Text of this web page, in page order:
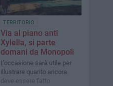
TERRITORIO
Via al piano anti
Xylella, si parte
domani da Monopoli
L’occasione sarà utile per
illustrare quanto ancora
deve essere fatto